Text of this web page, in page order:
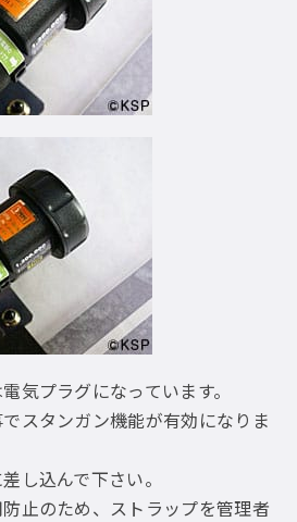
気プラグになっています。
スタンガン機能が有効になりま
し込んで下さい。
止のため、ストラップを管理者